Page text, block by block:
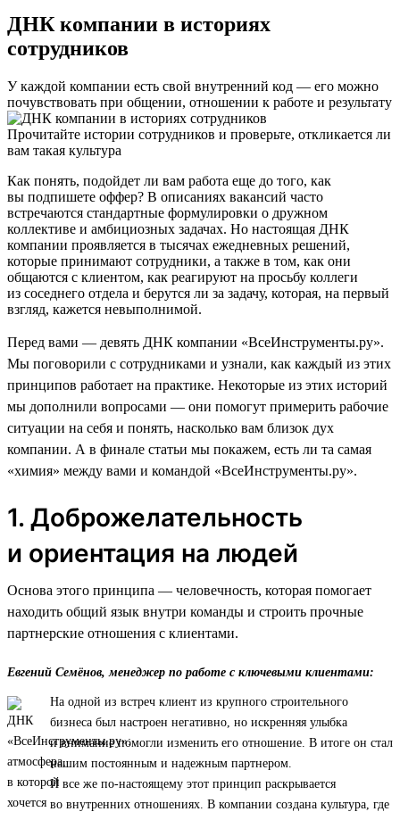
ДНК компании в историях
сотрудников
У каждой компании есть свой внутренний код — его можно
почувствовать при общении, отношении к работе и результату
Прочитайте истории сотрудников и проверьте, откликается ли
вам такая культура
Как понять, подойдет ли вам работа еще до того, как
вы подпишете оффер? В описаниях вакансий часто
встречаются стандартные формулировки о дружном
коллективе и амбициозных задачах. Но настоящая ДНК
компании проявляется в тысячах ежедневных решений,
которые принимают сотрудники, а также в том, как они
общаются с клиентом, как реагируют на просьбу коллеги
из соседнего отдела и берутся ли за задачу, которая, на первый
взгляд, кажется невыполнимой.
Перед вами — девять ДНК компании «ВсеИнструменты.ру».
Мы поговорили с сотрудниками и узнали, как каждый из этих
принципов работает на практике. Некоторые из этих историй
мы дополнили вопросами — они помогут примерить рабочие
ситуации на себя и понять, насколько вам близок дух
компании. А в финале статьи мы покажем, есть ли та самая
«химия» между вами и командой «ВсеИнструменты.ру».
1. Доброжелательность
и ориентация на людей
Основа этого принципа — человечность, которая помогает
находить общий язык внутри команды и строить прочные
партнерские отношения с клиентами.
Евгений Семёнов, менеджер по работе с ключевыми клиентами:
На одной из встреч клиент из крупного строительного
бизнеса был настроен негативно, но искренняя улыбка
и внимание помогли изменить его отношение. В итоге он стал
нашим постоянным и надежным партнером.
И все же по-настоящему этот принцип раскрывается
во внутренних отношениях. В компании создана культура, где